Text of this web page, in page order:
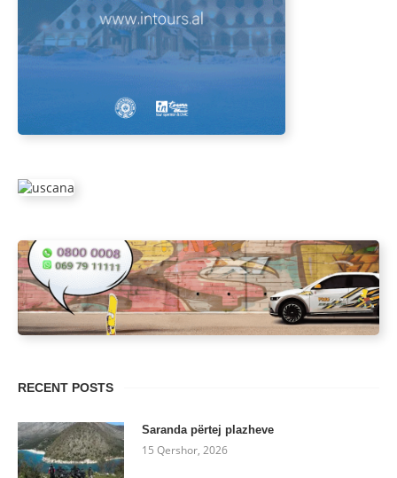
RECENT POSTS
Saranda përtej plazheve
15 Qershor, 2026